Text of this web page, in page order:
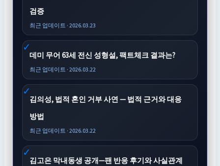
검증
최근 업데이트 · 2026.03.23
데미 무어 63세 전신 성형설, 팩트체크 결과는?
최근 업데이트 · 2026.03.22
김의성, 법적 혼인 거부 사연 — 법적 근거와 대응
방법
최근 업데이트 · 2026.03.22
김고은 막내동생 공개—팬 반응 후기와 사실관계